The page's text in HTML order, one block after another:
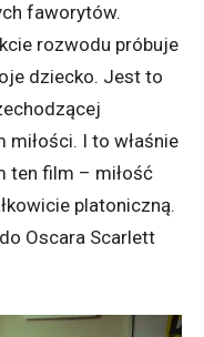
faworytów.
rozwodu próbuje
dziecko. Jest to
I to właśnie
ten film – miłość
platoniczną.
Oscara Scarlett